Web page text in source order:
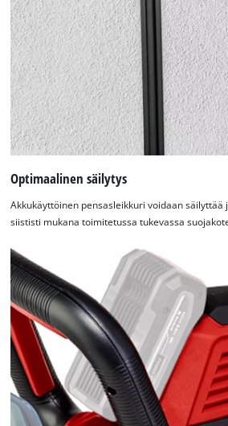
Tarvitsemme
Google Maps
This content is not
to trackers that are
visitor. The website
the site with their
Optimaalinen säilytys
Akkukäyttöinen pensasleikkuri voidaan
siististi mukana toimitetussa tukevassa